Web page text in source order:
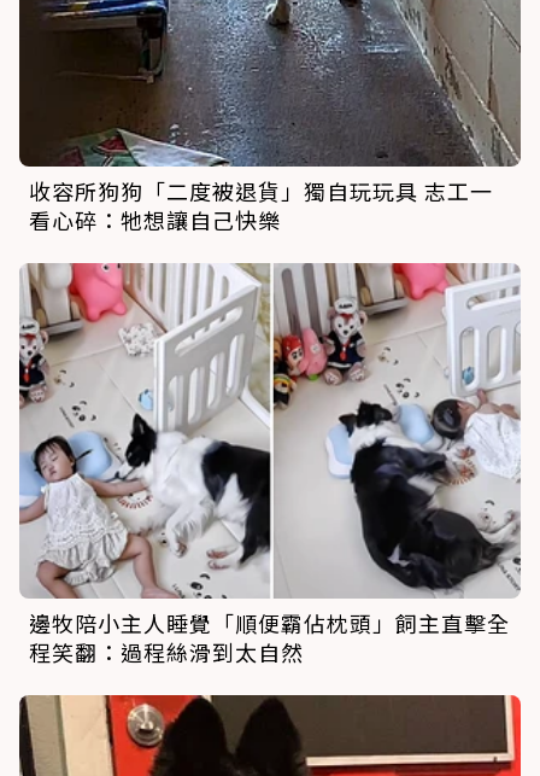
收容所狗狗「二度被退貨」獨自玩玩具 志工一
看心碎：牠想讓自己快樂
邊牧陪小主人睡覺「順便霸佔枕頭」飼主直擊全
程笑翻：過程絲滑到太自然